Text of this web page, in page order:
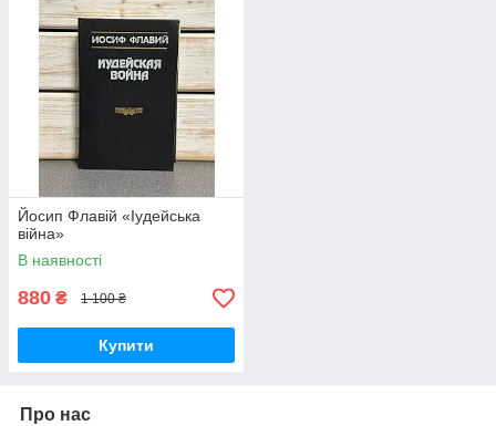
Йосип Флавій «Іудейська
війна»
В наявності
880 ₴ 1 100 ₴
Купити
Про нас